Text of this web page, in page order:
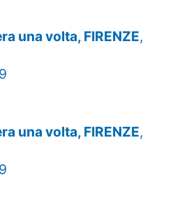
una volta, FIRENZE,
una volta, FIRENZE,